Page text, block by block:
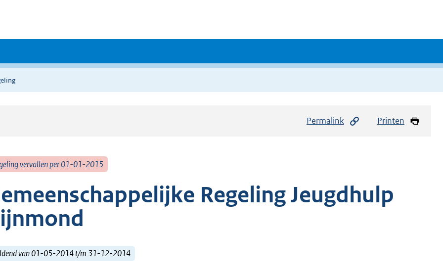
Permalink Printen
vervallen per 01-01-2015
Regeling Jeugdhulp
van 01-05-2014 t/m 31-12-2014